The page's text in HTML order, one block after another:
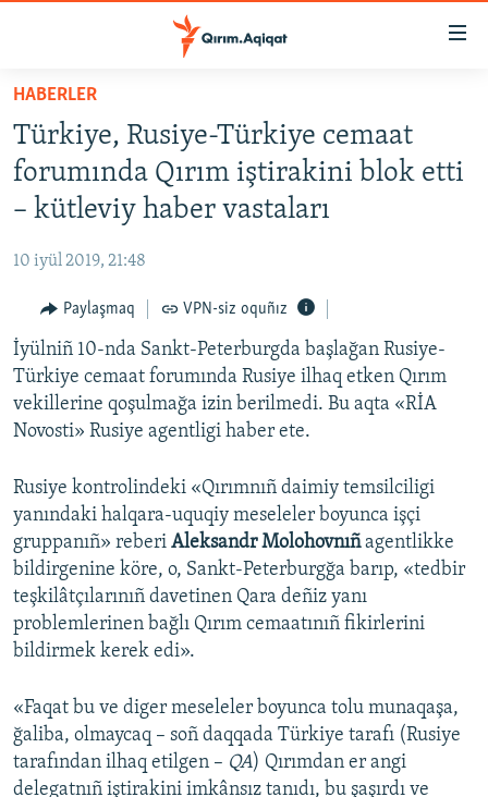
Esas
qaytmaq
Baş
navigatsiyağa
qaytmaq
Qıdıruvğa
qaytmaq
HABERLER
SİYASET
İQTİSADİYAT
MEDENİYET
İNSAN AQLARI
VİDEO
SÜRET
BLOGLAR
Русский
Українською
QOŞULIÑIZ!
RFE/RS bütün saytları
HABERLER
Türkiye, Rusiye-Türkiye cemaat
forumında Qırım iştirakini blok etti
– kütleviy haber vastaları
10 iyül 2019, 21:48
Paylaşmaq VPN-siz oquñız
İyülniñ 10-nda Sankt-Peterburgda başlağan Rusiye-
Türkiye cemaat forumında Rusiye ilhaq etken Qırım
vekillerine qoşulmağa izin berilmedi. Bu aqta «RİA
Novosti» Rusiye agentligi haber ete.
Rusiye kontrolindeki «Qırımnıñ daimiy temsilciligi
yanındaki halqara-uquqiy meseleler boyunca işçi
gruppanıñ» reberi Aleksandr Molohovnıñagentlikke
bildirgenine köre, o, Sankt-Peterburgğa barıp, «tedbir
teşkilâtçılarınıñ davetinen Qara deñiz yanı
problemlerinen bağlı Qırım cemaatınıñ fikirlerini
bildirmek kerek edi».
«Faqat bu ve diger meseleler boyunca tolu munaqaşa,
ğaliba, olmaycaq – soñ daqqada Türkiye tarafı (Rusiye
tarafından ilhaq etilgen – QA) Qırımdan er angi
delegatnıñ iştirakini imkânsız tanıdı, bu şaşırdı ve